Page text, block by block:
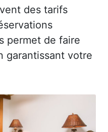
des tarifs
permet de faire
garantissant votre